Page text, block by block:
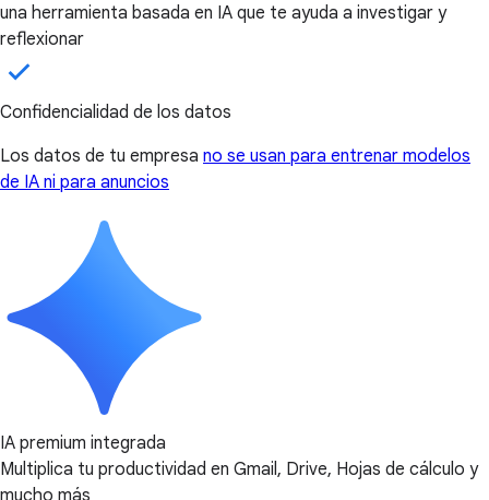
una herramienta basada en IA que te ayuda a investigar y
reflexionar
Confidencialidad de los datos
Los datos de tu empresa no se usan para entrenar modelos
de IA ni para anuncios
IA premium integrada
Multiplica tu productividad en Gmail, Drive, Hojas de cálculo y